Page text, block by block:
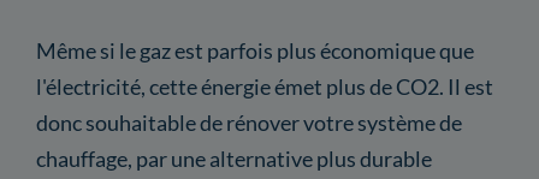
Même si le gaz est parfois plus économique que
l'électricité, cette énergie émet plus de CO2. Il est
donc souhaitable de rénover votre système de
chauffage, par une alternative plus durable